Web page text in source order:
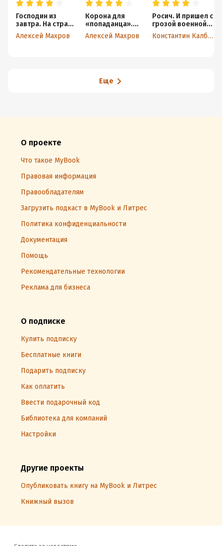
Господин из
завтра. На страх
врагам!
Алексей Махров
Корона для
«попаданца».
Наш человек на
троне
Алексей Махров
Росич. И пришел с
грозой военной…
Константин Калбазов
Еще
О проекте
Что такое MyBook
Правовая информация
Правообладателям
Загрузить подкаст в MyBook и Литрес
Политика конфиденциальности
Документация
Помощь
Рекомендательные технологии
Реклама для бизнеса
О подписке
Купить подписку
Бесплатные книги
Подарить подписку
Как оплатить
Ввести подарочный код
Библиотека для компаний
Настройки
Другие проекты
Опубликовать книгу на MyBook и Литрес
Книжный вызов